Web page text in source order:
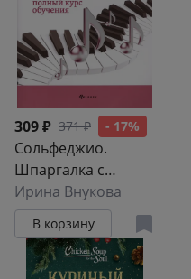
309 ₽ 371 ₽ - 17%
Сольфеджио.
Шпаргалка с
правилами:
полный курс
Ирина Внукова
В корзину